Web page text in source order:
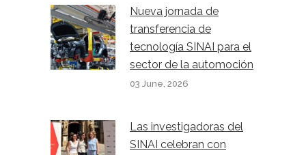
Nueva jornada de
transferencia de
tecnología SINAI para el
sector de la automoción
03 June, 2026
Las investigadoras del
SINAI celebran con